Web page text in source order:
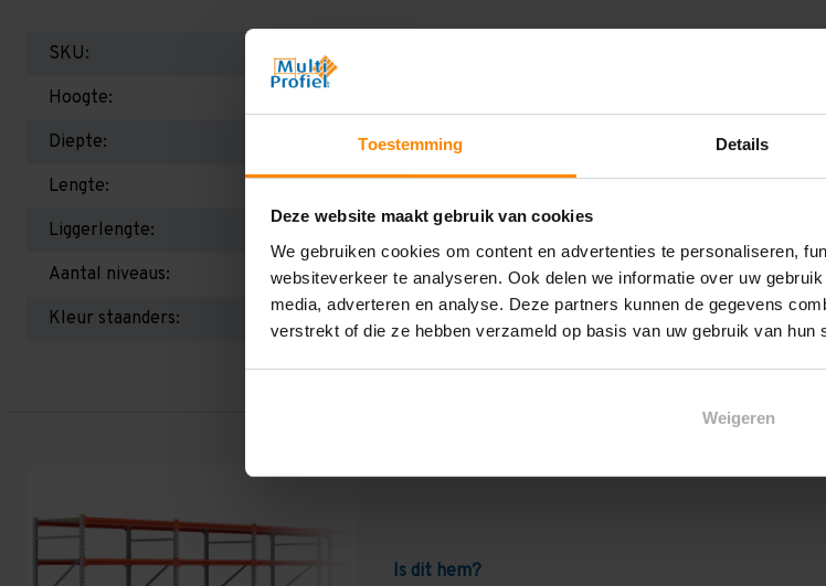
Toestemming Details
Deze website maakt gebruik van cookies
We gebruiken cookies om content en advertenties te personaliseren,
websiteverkeer te analyseren. Ook delen we informatie over uw
media, adverteren en analyse. Deze partners kunnen de gegevens
verstrekt of die ze hebben verzameld op basis van uw gebruik van
Weigeren
SKU:
Hoogte:
Diepte:
Lengte:
Liggerlengte:
Aantal niveaus:
5
Kleur staanders:
Galva
Is dit hem?